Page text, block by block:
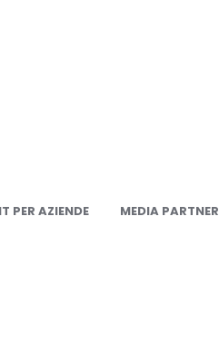
PER AZIENDE
MEDIA PARTNER